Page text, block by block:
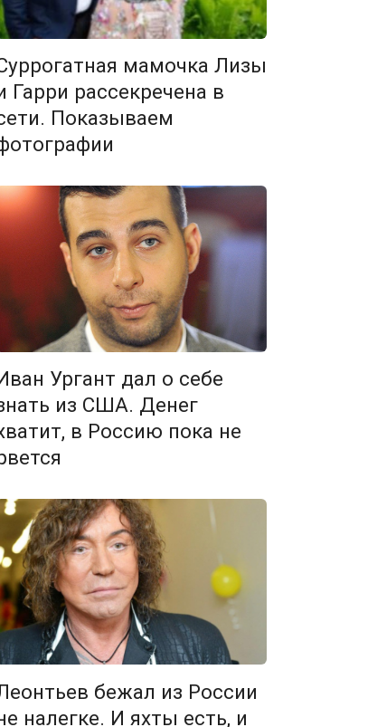
мамочка Лизы
Гарри рассекречена в
Показываем
Ургант дал о себе
из США. Денег
в Россию пока не
бежал из России
налегке. И яхты есть, и